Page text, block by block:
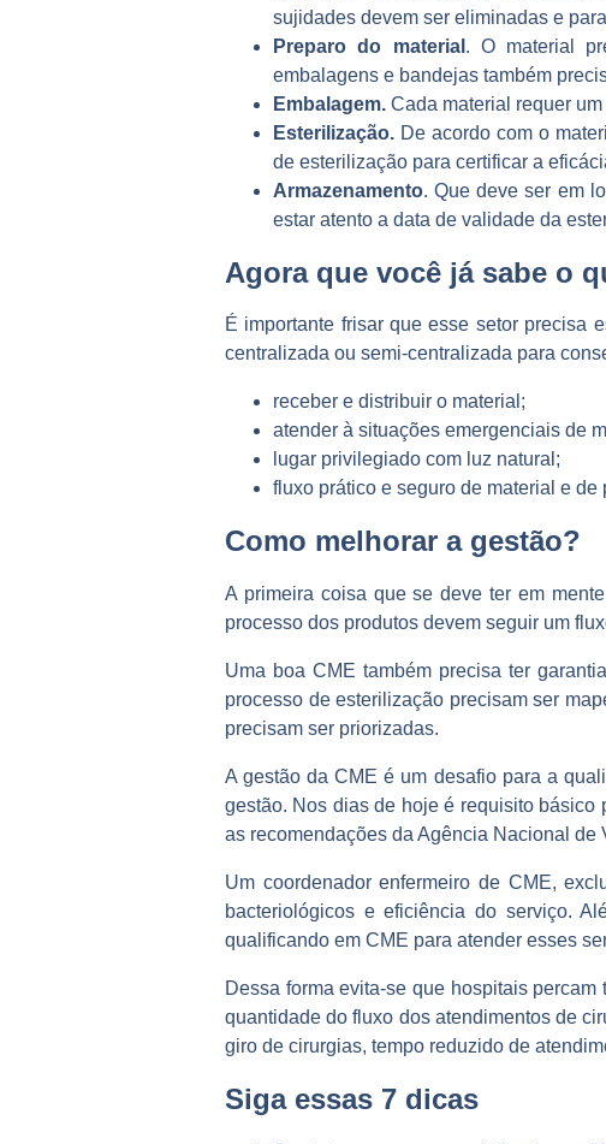
sujidades devem ser eliminadas e
Preparo do material . O material
embalagens e bandejas também
Embalagem. Cada material requer
Esterilização. De acordo com o
de esterilização para certificar a
Armazenamento. Que deve ser em
estar atento a data de validade da
Agora que você já sabe o
É importante frisar que esse setor precisa
centralizada ou semi-centralizada para
receber e distribuir o material;
atender à situações emergenciais de
lugar privilegiado com luz natural;
fluxo prático e seguro de material e de
Como melhorar a gestão?
A primeira coisa que se deve ter em
processo dos produtos devem seguir um
Uma boa CME também precisa ter
processo de esterilização precisam ser
precisam ser priorizadas.
A gestão da CME é um desafio para a
gestão. Nos dias de hoje é requisito básico
as recomendações da Agência Nacional de
Um coordenador enfermeiro de CME,
bacteriológicos e eficiência do serviço.
qualificando em CME para atender esses
Dessa forma evita-se que hospitais
quantidade do fluxo dos atendimentos de
giro de cirurgias, tempo reduzido de
Siga essas 7 dicas